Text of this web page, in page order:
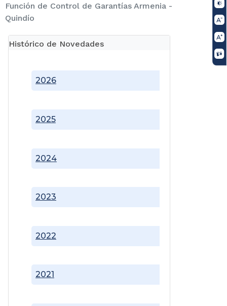
Función de Control de Garantías Armenia -
Quindío
Histórico de Novedades
2021
2022
2023
2024
2025
2026